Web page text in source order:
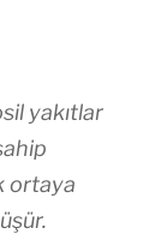
yakıtlar
ortaya